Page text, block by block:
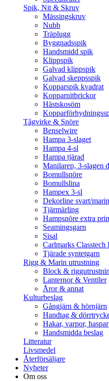
Spik, Nit & Skruv
Mässingskruv
Nubb
Träplugg
Byggnadsspik
Handsmidd spik
Klippspik
Galvad klippspik
Galvad skeppsspik
Kopparspik kvadrat
Kopparnitbrickor
Hästskosöm
Tågvirke & Snöre
Benselwire
Hampa 3-slaget
Hampa 4-sl
Hampa tjärad
Manilarep, 3-slagen
Bomullsnöre
Bomullslina
Hampex 3-sl
Dekorline svart/
Tjärmärling
Hampsnöre extra
Seamingsgarn
Sisal
Carlmarks Classtech
Tjärade syntetgarn
Rigg & Marin utrustning
Block &
Lanternor & Ventiler
Åror & annat
Kulturbeslag
Gångjärn & hörnjärn
Handtag &
Hakar, varpor, haspar
Handsmidda beslag
Litteratur
Livsmedel
Återförsäljare
Nyheter
Om oss